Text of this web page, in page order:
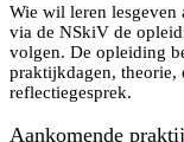
Wie wil leren lesgeven
via de NSkiV de
volgen. De opleiding
praktijkdagen, theorie,
reflectiegesprek.
Aankomende